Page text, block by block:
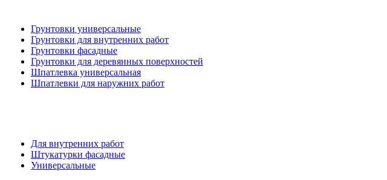
Грунтовки универсальные
Грунтовки для внутренних работ
Грунтовки фасадные
Грунтовки для деревянных поверхностей
Шпатлевка универсальная
Шпатлевки для наружних работ
Для внутренних работ
Штукатурки фасадные
Универсальные